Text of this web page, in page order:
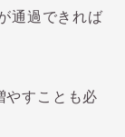
通過できれば
やすことも必